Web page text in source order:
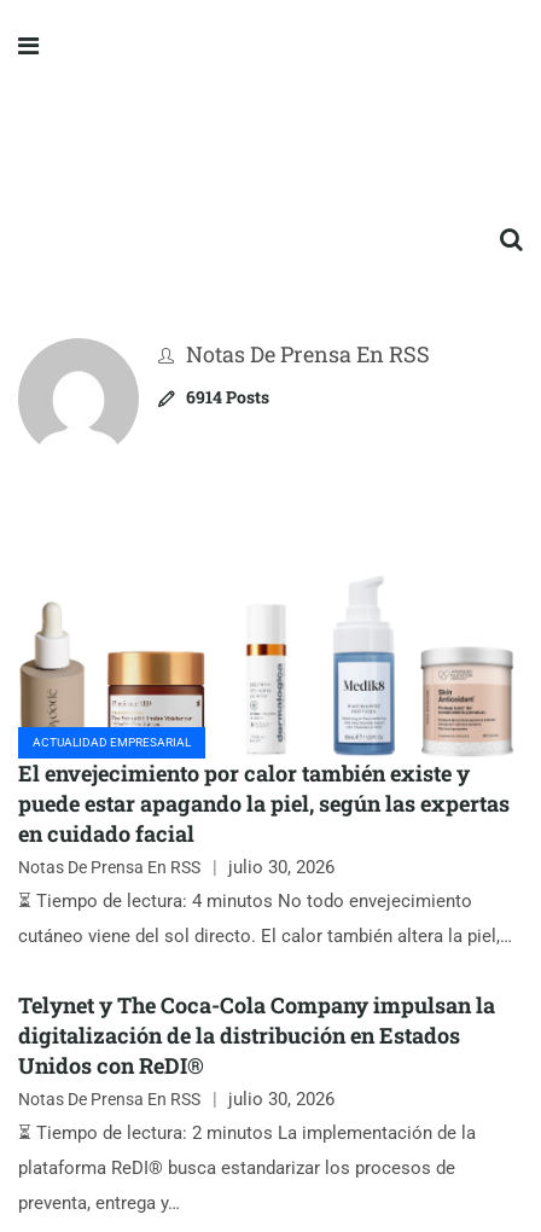
Notas De Prensa En RSS
6914 Posts
ACTUALIDAD EMPRESARIAL
El envejecimiento por calor también existe y
puede estar apagando la piel, según las expertas
en cuidado facial
Notas De Prensa En RSS
julio 30, 2026
⏳ Tiempo de lectura: 4 minutos No todo envejecimiento
cutáneo viene del sol directo. El calor también altera la piel,…
Telynet y The Coca-Cola Company impulsan la
digitalización de la distribución en Estados
Unidos con ReDI®
Notas De Prensa En RSS
julio 30, 2026
⏳ Tiempo de lectura: 2 minutos La implementación de la
plataforma ReDI® busca estandarizar los procesos de
preventa, entrega y…